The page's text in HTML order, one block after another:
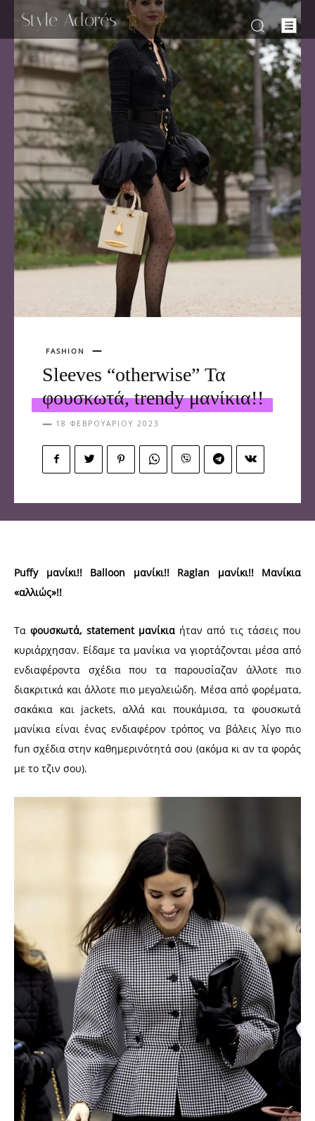
-Style Adorés
FASHION
Sleeves “otherwise” Τα
φουσκωτά, trendy μανίκια!!
18 ΦΕΒΡΟΥΑΡΊΟΥ 2023
Puffy μανίκι!! Balloon μανίκι!! Raglan μανίκι!! Μανίκια
«αλλιώς»!!
Ταφουσκωτά, statement μανίκιαήταν από τις τάσεις που
κυριάρχησαν. Είδαμε τα μανίκια να γιορτάζονται μέσα από
ενδιαφέροντα σχέδια που τα παρουσίαζαν άλλοτε πιο
διακριτικά και άλλοτε πιο μεγαλειώδη. Μέσα από φορέματα,
σακάκια και jackets, αλλά και πουκάμισα, τα φουσκωτά
μανίκια είναι ένας ενδιαφέρον τρόπος να βάλεις λίγο πιο
fun σχέδια στην καθημερινότητά σου (ακόμα κι αν τα φοράς
με το τζιν σου).